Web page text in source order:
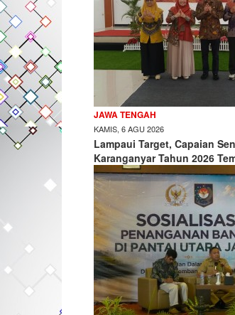
JAWA TENGAH
KAMIS, 6 AGU 2026
Lampaui Target, Capaian
Karanganyar Tahun 2026